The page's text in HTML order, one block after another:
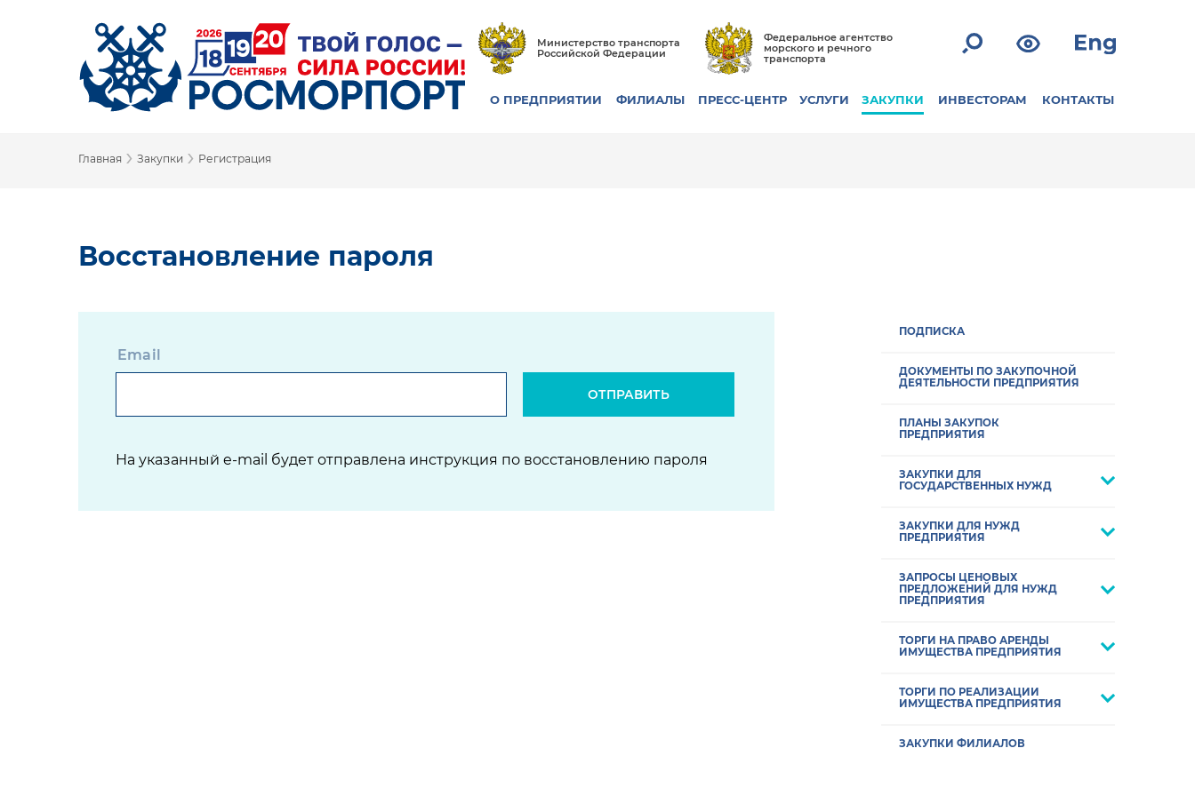
Министерство транспорта
Российской Федерации
Федеральное агентство
морского и речного
транспорта
О ПРЕДПРИЯТИИ ФИЛИАЛЫ ПРЕСС-ЦЕНТР УСЛУГИ ЗАКУПКИ ИНВЕСТОРАМ КОНТАКТЫ
Главная › Закупки › Регистрация
Восстановление пароля
Email
ОТПРАВИТЬ
На указанный e-mail будет отправлена инструкция по восстановлению пароля
ПОДПИСКА
ДОКУМЕНТЫ ПО ЗАКУПОЧНОЙ
ДЕЯТЕЛЬНОСТИ ПРЕДПРИЯТИЯ
ПЛАНЫ ЗАКУПОК
ПРЕДПРИЯТИЯ
ЗАКУПКИ ДЛЯ
ГОСУДАРСТВЕННЫХ НУЖД
ЗАКУПКИ ДЛЯ НУЖД
ПРЕДПРИЯТИЯ
ЗАПРОСЫ ЦЕНОВЫХ
ПРЕДЛОЖЕНИЙ ДЛЯ НУЖД
ПРЕДПРИЯТИЯ
ТОРГИ НА ПРАВО АРЕНДЫ
ИМУЩЕСТВА ПРЕДПРИЯТИЯ
ТОРГИ ПО РЕАЛИЗАЦИИ
ИМУЩЕСТВА ПРЕДПРИЯТИЯ
ЗАКУПКИ ФИЛИАЛОВ